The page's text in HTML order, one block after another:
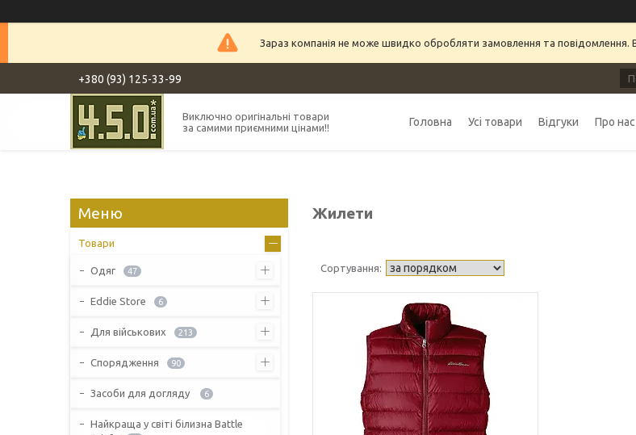
Зараз компанія не може швидко обробляти замовлення та
+380 (93) 125-33-99
Виключно оригінальні товари
за самими приємними цінами!!
Головна Усі товари Відгуки Про нас
Жилети
Товари
Одяг 47
Eddie Store 6
Для військових 213
Спорядження 90
Засоби для догляду 6
Найкраща у світі білизна Battle